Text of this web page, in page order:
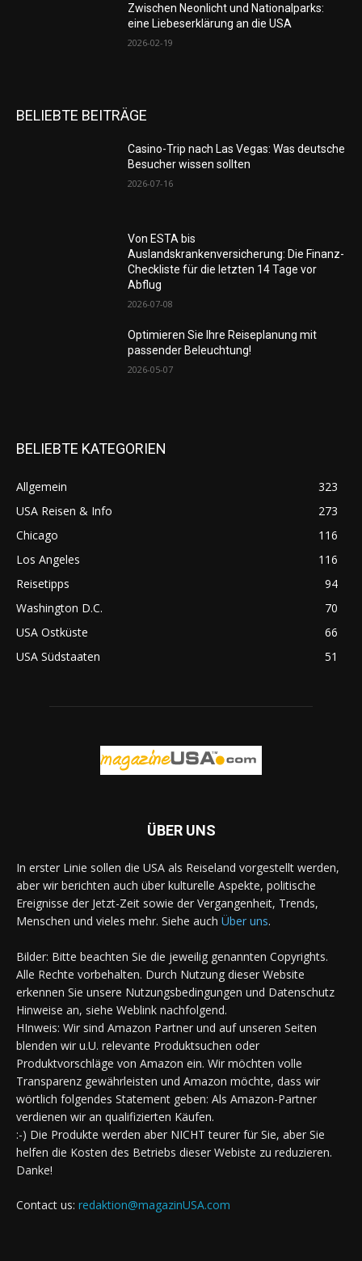
Zwischen Neonlicht und Nationalparks:
eine Liebeserklärung an die USA
2026-02-19
BELIEBTE BEITRÄGE
Casino-Trip nach Las Vegas: Was deutsche
Besucher wissen sollten
2026-07-16
Von ESTA bis
Auslandskrankenversicherung: Die Finanz-
Checkliste für die letzten 14 Tage vor
Abflug
2026-07-08
Optimieren Sie Ihre Reiseplanung mit
passender Beleuchtung!
2026-05-07
BELIEBTE KATEGORIEN
Allgemein
323
USA Reisen & Info
273
Chicago
116
Los Angeles
116
Reisetipps
94
Washington D.C.
70
USA Ostküste
66
USA Südstaaten
51
ÜBER UNS
In erster Linie sollen die USA als Reiseland vorgestellt werden,
aber wir berichten auch über kulturelle Aspekte, politische
Ereignisse der Jetzt-Zeit sowie der Vergangenheit, Trends,
Menschen und vieles mehr. Siehe auch Über uns.
Bilder: Bitte beachten Sie die jeweilig genannten Copyrights.
Alle Rechte vorbehalten. Durch Nutzung dieser Website
erkennen Sie unsere Nutzungsbedingungen und Datenschutz
Hinweise an, siehe Weblink nachfolgend.
HInweis: Wir sind Amazon Partner und auf unseren Seiten
blenden wir u.U. relevante Produktsuchen oder
Produktvorschläge von Amazon ein. Wir möchten volle
Transparenz gewährleisten und Amazon möchte, dass wir
wörtlich folgendes Statement geben: Als Amazon-Partner
verdienen wir an qualifizierten Käufen.
:-) Die Produkte werden aber NICHT teurer für Sie, aber Sie
helfen die Kosten des Betriebs dieser Webiste zu reduzieren.
Danke!
Contact us: redaktion@magazinUSA.com